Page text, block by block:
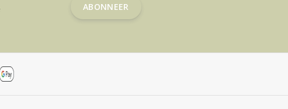
ABONNEER